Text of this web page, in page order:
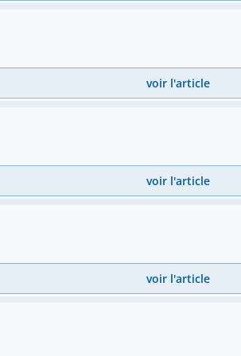
voir l'article
voir l'article
voir l'article